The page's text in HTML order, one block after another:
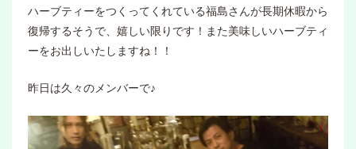
ハーブティーをつくってくれている福島さんが長期休暇から
復帰するそうで、嬉しい限りです！また美味しいハーブティ
ーをお出しいたしますね！！
昨日は久々のメンバーで♪